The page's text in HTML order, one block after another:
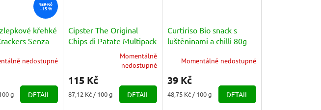
129 Kč
–15 %
křehké
Senza
nedostupné
g DETAIL
Cipster The Original
Chips di Patate Multipack
6 Bustine (6x22g) 132g
produktu
5,0
Momentálně
nedostupné
115 Kč
Měrná
87,12 Kč / 100 g DETAIL
Curtiriso Bio snack s
luštěninami a chilli 80g
Momentálně nedostupné
39 Kč
Měrná
48,75 Kč / 100 g DETAIL